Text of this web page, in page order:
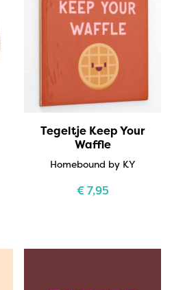
Tegeltje Keep Your
Waffle
Homebound by KY
€7,95